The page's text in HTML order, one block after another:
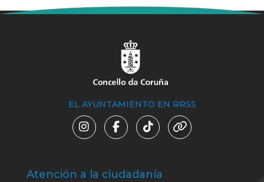
EL AYUNTAMIENTO EN RRSS
Atención a la ciudadanía